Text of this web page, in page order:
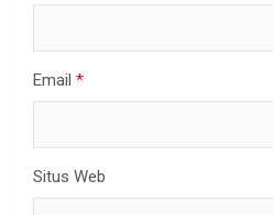
Email *
Situs Web